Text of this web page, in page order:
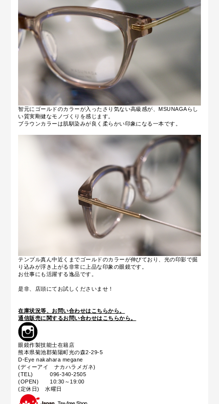
智元にゴールドのカラーが入ったさり気ない高級感が、MSUNAGAらし
い質実剛健なモノづくりを感じます。
ブラウンカラーは肌馴染みが良く柔らかい印象になる一本です。
テンプル真ん中近くまでゴールドのカラーが伸びており、光の印影で掘
り込みが浮き上がる非常に上品な印象の眼鏡です。
お仕事にも活躍する逸品です。
是非、店頭にてお試しくださいませ！
在庫状況等、お問い合わせはこちらから。
通信販売に関するお問い合わせはこちらから。
眼鏡作製技能士在籍店
熊本県菊池郡菊陽町光の森2-29-5
D-Eye nakahara megane
(ディーアイ ナカハラメガネ)
(TEL) 096-340-2505
(OPEN) 10:30～19:00
(定休日) 水曜日